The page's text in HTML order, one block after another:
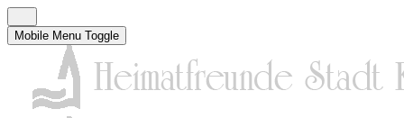
Mobile Menu Toggle